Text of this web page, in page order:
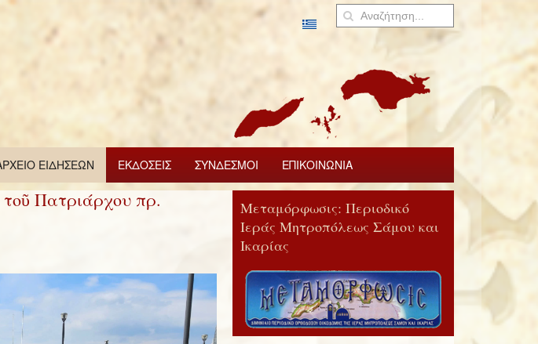
ΕΙΔΗΣΕΩΝ ΕΚΔΟΣΕΙΣ ΣΥΝΔΕΣΜΟΙ ΕΠΙΚΟΙΝΩΝΙΑ
τοῦ Πατριάρχου πρ.
Μεταμόρφωσις: Περιοδικό
Ιεράς Μητροπόλεως Σάμου και
Ικαρίας